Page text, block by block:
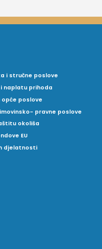
i stručne poslove
i naplatu prihoda
poslove
pravne poslove
okoliša
EU
djelatnosti